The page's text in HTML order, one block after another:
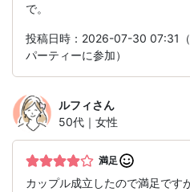
で。
投稿日時：2026-07-30 07:31
パーティーに参加）
ルフィさん
50代｜女性
満足
カップル成立したので満足です